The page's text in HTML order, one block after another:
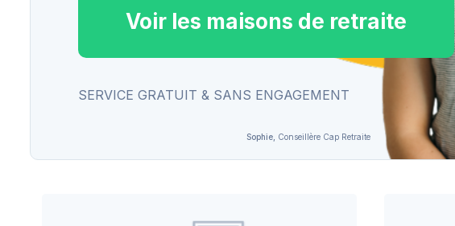
Sophie, Conseillère Cap Retraite
Voir les maisons de retraite
SERVICE GRATUIT & SANS ENGAGEMENT